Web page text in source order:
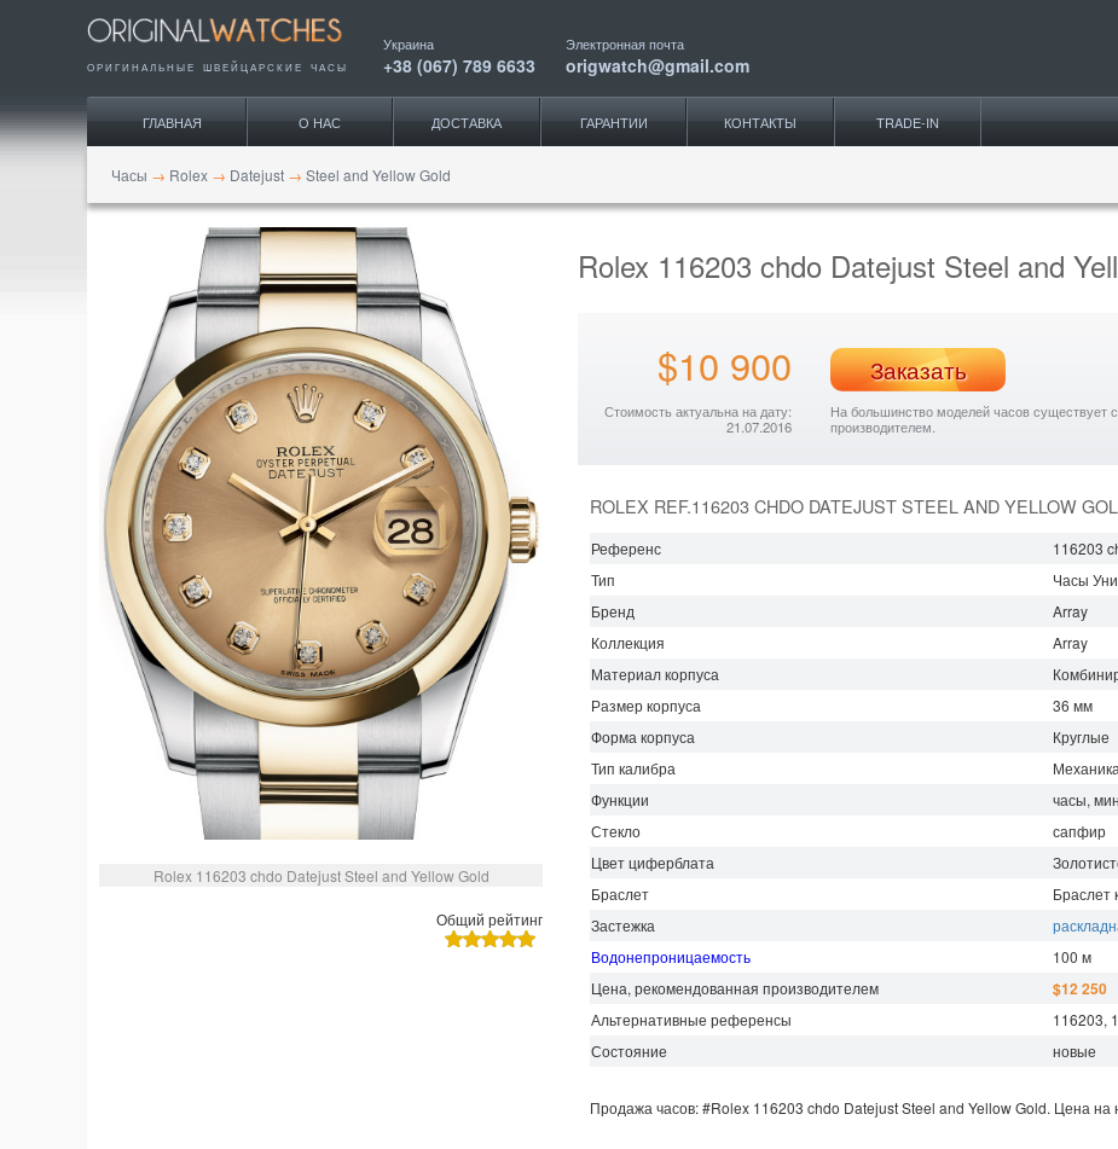
ОРИГИНАЛЬНЫЕ ШВЕЙЦАРСКИЕ ЧАСЫ
Украина
+38 (067) 789 6633
Электронная почта
origwatch@gmail.com
ГЛАВНАЯ О НАС ДОСТАВКА ГАРАНТИИ КОНТАКТЫ TRADE-IN
Часы → Rolex → Datejust → Steel and Yellow Gold
Rolex 116203 chdo Datejust Steel and Yellow Gold
Общий рейтинг
Rolex 116203 chdo Datejust Steel and
$10 900 Заказать
Стоимость актуальна на дату:
21.07.2016
На большинство моделей часов существует
производителем.
ROLEX REF.116203 CHDO DATEJUST STEEL AND YELLOW
Референс
116203
Тип
Часы
Бренд
Array
Коллекция
Array
Материал корпуса
Размер корпуса
36 мм
Форма корпуса
Круглые
Тип калибра
Функции
часы,
Стекло
сапфир
Цвет циферблата
Браслет
Браслет
Застежка
Водонепроницаемость
100 м
Цена, рекомендованная производителем
$12 250
Альтернативные референсы
116203,
Состояние
новые
Продажа часов:#Rolex 116203 chdo DatejustSteel and Yellow Gold. Цена на